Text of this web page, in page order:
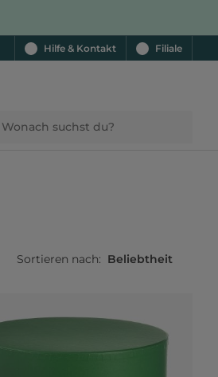
Hilfe & Kontakt Filiale
Sortieren nach: Beliebtheit